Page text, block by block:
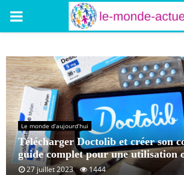
PRIMARY
Le monde d’aujourd’hui
Télécharger Doctolib et créer son
guide complet pour une utilisation
27 juillet 2023 1444